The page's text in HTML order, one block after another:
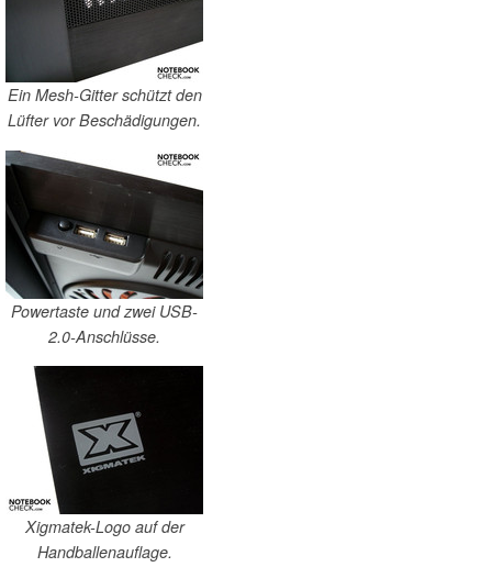
Ein Mesh-Gitter schützt den
Lüfter vor Beschädigungen.
Powertaste und zwei USB-
2.0-Anschlüsse.
Xigmatek-Logo auf der
Handballenauflage.